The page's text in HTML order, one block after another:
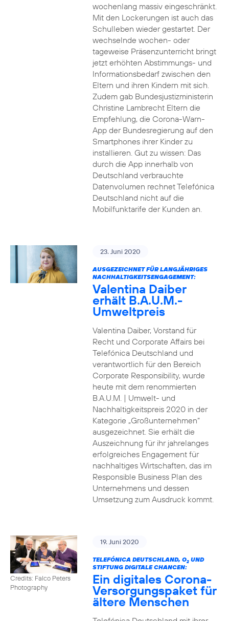
wochenlang massiv eingeschränkt.
Mit den Lockerungen ist auch das
Schulleben wieder gestartet. Der
wechselnde wochen- oder
tageweise Präsenzunterricht bringt
jetzt erhöhten Abstimmungs- und
Informationsbedarf zwischen den
Eltern und ihren Kindern mit sich.
Zudem gab Bundesjustizministerin
Christine Lambrecht Eltern die
Empfehlung, die Corona-Warn-
App der Bundesregierung auf den
Smartphones ihrer Kinder zu
installieren. Gut zu wissen: Das
durch die App innerhalb von
Deutschland verbrauchte
Datenvolumen rechnet Telefónica
Deutschland nicht auf die
Mobilfunktarife der Kunden an.
23. Juni 2020
AUSGEZEICHNET FÜR LANGJÄHRIGES
NACHHALTIGKEITSENGAGEMENT:
Valentina Daiber
erhält B.A.U.M.-
Umweltpreis
Valentina Daiber, Vorstand für
Recht und Corporate Affairs bei
Telefónica Deutschland und
verantwortlich für den Bereich
Corporate Responsibility, wurde
heute mit dem renommierten
B.A.U.M. | Umwelt- und
Nachhaltigkeitspreis 2020 in der
Kategorie „Großunternehmen“
ausgezeichnet. Sie erhält die
Auszeichnung für ihr jahrelanges
erfolgreiches Engagement für
nachhaltiges Wirtschaften, das im
Responsible Business Plan des
Unternehmens und dessen
Umsetzung zum Ausdruck kommt.
Credits: Falco Peters
Photography
19. Juni 2020
TELEFÓNICA DEUTSCHLAND, O2UND
STIFTUNG DIGITALE CHANCEN:
Ein digitales Corona-
Versorgungspaket für
ältere Menschen